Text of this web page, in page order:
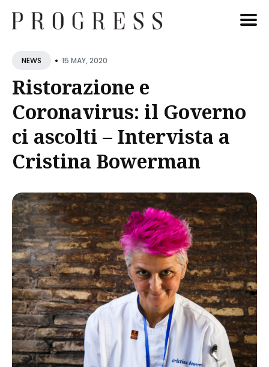
Cerca
NEWS • 15 MAY, 2020
Ristorazione e
Coronavirus: il Governo
ci ascolti – Intervista a
Cristina Bowerman